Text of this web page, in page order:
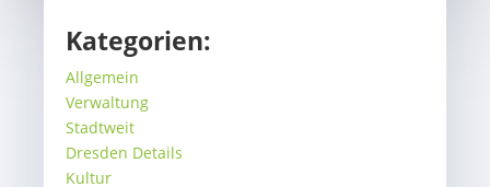
Kategorien:
Allgemein
Verwaltung
Stadtweit
Dresden Details
Kultur